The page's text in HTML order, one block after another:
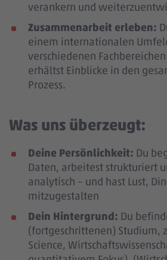
verankern und
Zusammenarbeit erleben:
einem internationalen
verschiedenen
erhältst Einblicke in den
Prozess.
Was uns überzeugt:
Deine Persönlichkeit: Du
Daten, arbeitest strukturiert
analytisch – und hast Lust,
mitzugestalten
Dein Hintergrund: Du
(fortgeschrittenen) Studium,
Science,